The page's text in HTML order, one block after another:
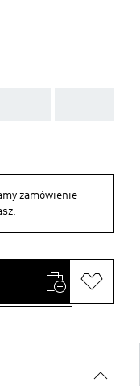
zamówienie